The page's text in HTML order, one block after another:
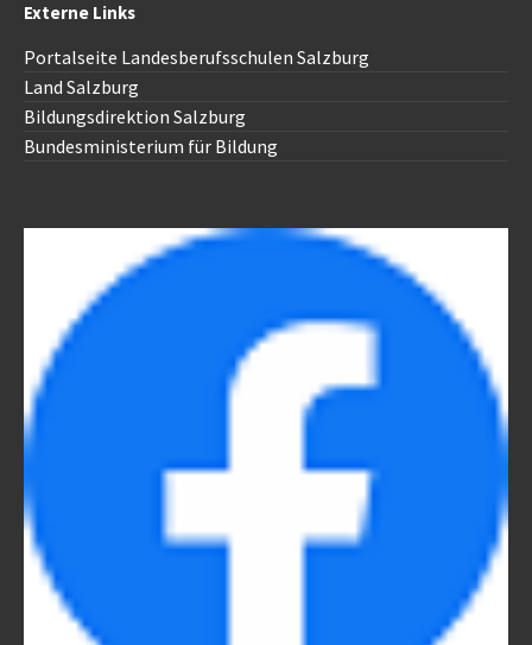
Externe Links
Portalseite Landesberufsschulen Salzburg
Land Salzburg
Bildungsdirektion Salzburg
Bundesministerium für Bildung